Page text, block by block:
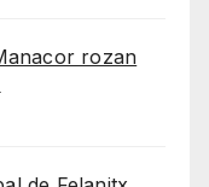
rozan